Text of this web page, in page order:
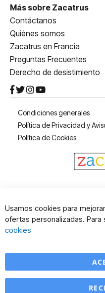
Más sobre Zacatrus
Contáctanos
Quiénes somos
Zacatrus en Francia
Preguntas Frecuentes
Derecho de desistimiento
Condiciones generales
Política de Privacidad y
Política de Cookies
Usamos cookies para
ofertas personalizadas. Para
cookies